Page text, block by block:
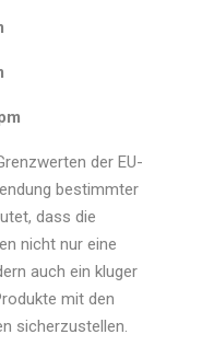
der EU-
bestimmter
dass die
nicht nur eine
auch ein kluger
mit den
sicherzustellen.